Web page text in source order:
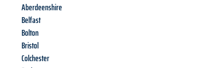
Aberdeenshire
Belfast
Bolton
Bristol
Colchester